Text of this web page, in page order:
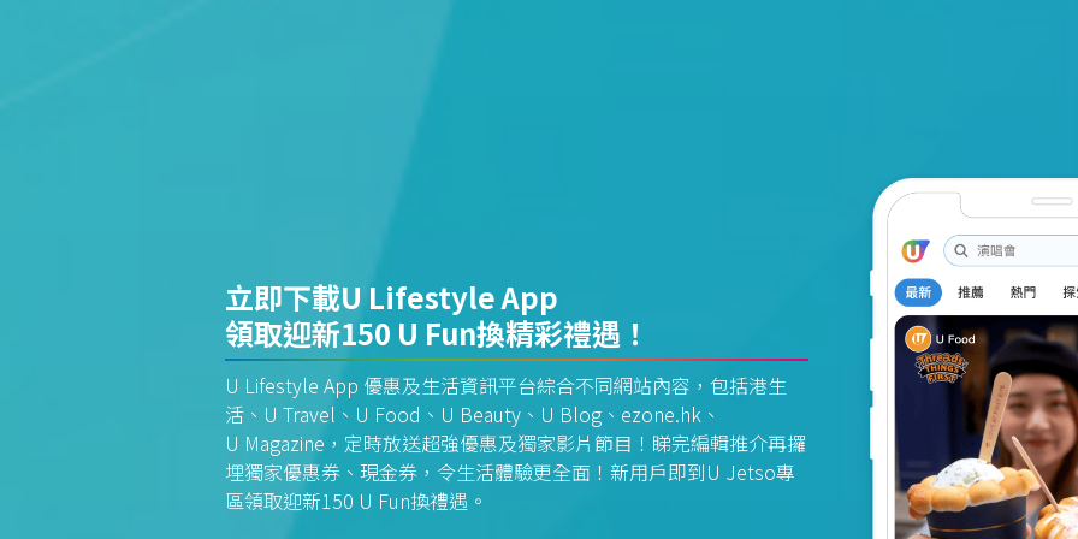
立即下載U Lifestyle App
領取迎新150 U Fun換精彩禮遇！
U Lifestyle App 優惠及生活資訊平台綜合不同網站內容，包括港生
活、U Travel、U Food、U Beauty、U Blog、ezone.hk、
U Magazine，定時放送超強優惠及獨家影片節目！睇完編輯推介再攞
埋獨家優惠券、現金券，令生活體驗更全面！新用戶即到U Jetso專
區領取迎新150 U Fun換禮遇。